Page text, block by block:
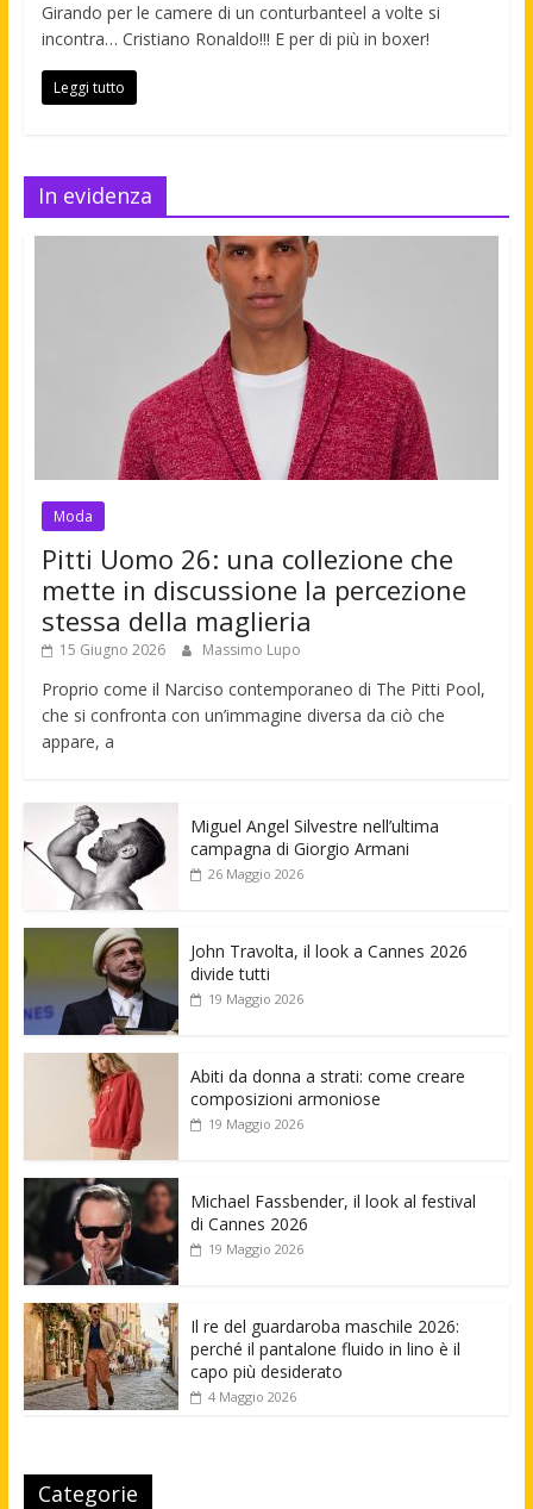
Girando per le camere di un conturbanteel a volte si
incontra… Cristiano Ronaldo!!! E per di più in boxer!
Leggi tutto
In evidenza
Moda
Pitti Uomo 26: una collezione che
mette in discussione la percezione
stessa della maglieria
15 Giugno 2026 Massimo Lupo
Proprio come il Narciso contemporaneo di The Pitti Pool,
che si confronta con un’immagine diversa da ciò che
appare, a
Miguel Angel Silvestre nell’ultima
campagna di Giorgio Armani
26 Maggio 2026
John Travolta, il look a Cannes 2026
divide tutti
19 Maggio 2026
Abiti da donna a strati: come creare
composizioni armoniose
19 Maggio 2026
Michael Fassbender, il look al festival
di Cannes 2026
19 Maggio 2026
Il re del guardaroba maschile 2026:
perché il pantalone fluido in lino è il
capo più desiderato
4 Maggio 2026
Categorie